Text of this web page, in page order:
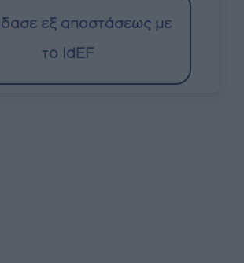
εξ αποστάσεως με
το IdEF